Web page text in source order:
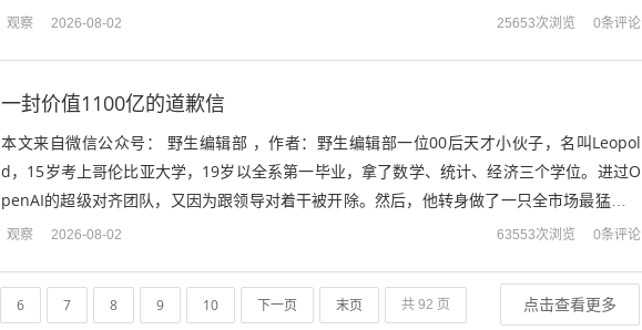
任如何从提出者传递到最终结果。这些工作听起来不像最激...
观察 2026-08-02 25653次浏览 0条评论
一封价值1100亿的道歉信
本文来自微信公众号： 野生编辑部 ，作者：野生编辑部一位00后天才小伙子，名叫Leopol
d，15岁考上哥伦比亚大学，19岁以全系第一毕业，拿了数学、统计、经济三个学位。进过O
penAI的超级对齐团队，又因为跟领导对着干被开除。然后，他转身做了一只全市场最猛的AI
加速基金。这只AI加速基金以两个多亿...
观察 2026-08-02 63553次浏览 0条评论
6 7 8 9 10 下一页 末页 共 92 页 点击查看更多